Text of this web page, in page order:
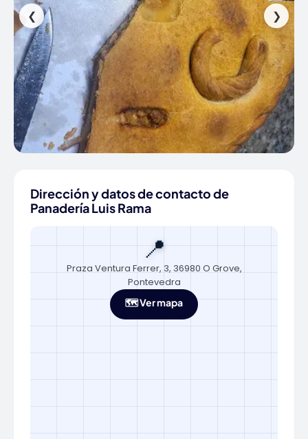
❮ ❯
Dirección y datos de contacto de
Panadería Luis Rama
📍
Praza Ventura Ferrer, 3, 36980 O Grove,
Pontevedra
🗺️ Ver mapa